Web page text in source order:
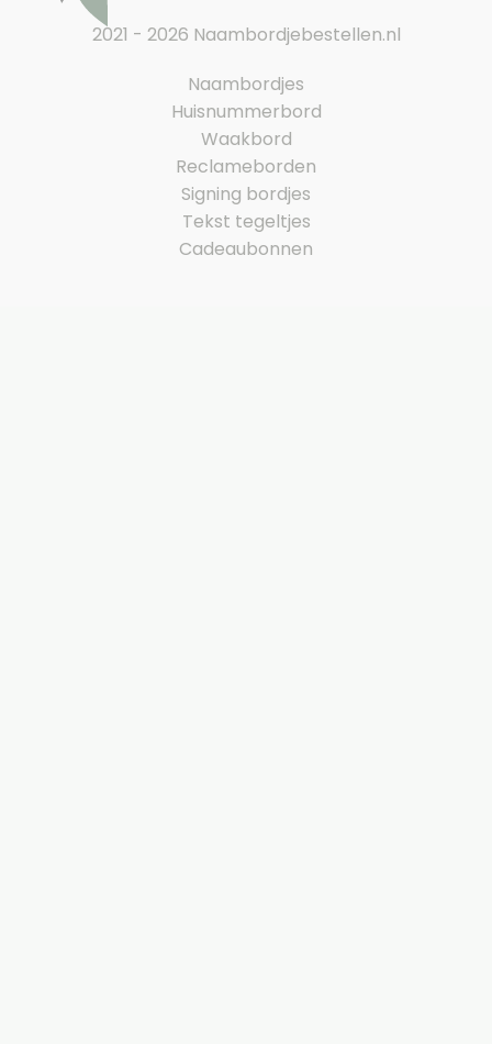
2021 - 2026 Naambordjebestellen.nl
Naambordjes
Huisnummerbord
Waakbord
Reclameborden
Signing bordjes
Tekst tegeltjes
Cadeaubonnen